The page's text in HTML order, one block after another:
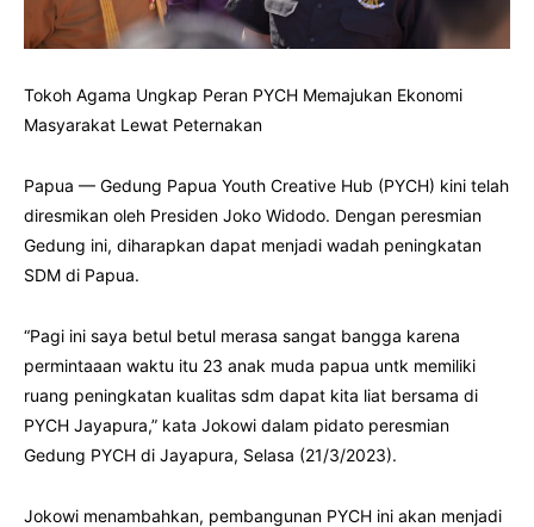
Tokoh Agama Ungkap Peran PYCH Memajukan Ekonomi
Masyarakat Lewat Peternakan
Papua — Gedung Papua Youth Creative Hub (PYCH) kini telah
diresmikan oleh Presiden Joko Widodo. Dengan peresmian
Gedung ini, diharapkan dapat menjadi wadah peningkatan
SDM di Papua.
“Pagi ini saya betul betul merasa sangat bangga karena
permintaaan waktu itu 23 anak muda papua untk memiliki
ruang peningkatan kualitas sdm dapat kita liat bersama di
PYCH Jayapura,” kata Jokowi dalam pidato peresmian
Gedung PYCH di Jayapura, Selasa (21/3/2023).
Jokowi menambahkan, pembangunan PYCH ini akan menjadi